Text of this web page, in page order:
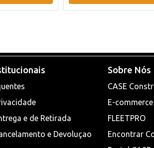
e de Retirada
e Devoluçao
Sobre Nós
CASE
E-commerce
FLEETPRO
Encontrar